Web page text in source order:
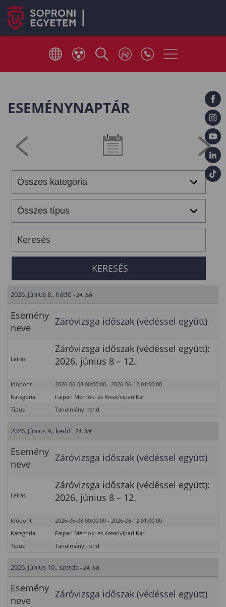
ESEMÉNYNAPTÁR
2026. Június 8., hétfő - 24. hét
Esemény
neve
Záróvizsga időszak (védéssel együtt)
Leírás
Záróvizsga időszak (védéssel együtt):
2026. június 8 – 12.
Időpont
2026-06-08 00:00:00 - 2026-06-12 01:00:00
Kategória
Faipari Mérnöki és Kreatívipari Kar
Típus
Tanulmányi rend
2026. Június 9., kedd - 24. hét
Esemény
neve
Záróvizsga időszak (védéssel együtt)
Leírás
Záróvizsga időszak (védéssel együtt):
2026. június 8 – 12.
Időpont
2026-06-08 00:00:00 - 2026-06-12 01:00:00
Kategória
Faipari Mérnöki és Kreatívipari Kar
Típus
Tanulmányi rend
2026. Június 10., szerda - 24. hét
Esemény
neve
Záróvizsga időszak (védéssel együtt)